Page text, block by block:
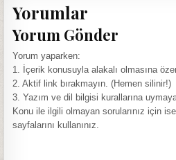
Yorumlar
Yorum Gönder
Yorum yaparken:
1. İçerik konusuyla alakalı olmasına
2. Aktif link bırakmayın. (Hemen silinir!)
3. Yazım ve dil bilgisi kurallarına
Konu ile ilgili olmayan sorularınız için
sayfalarını kullanınız.